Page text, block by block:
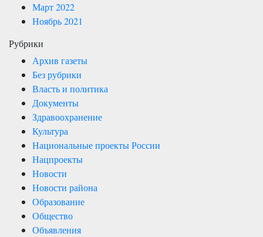
Март 2022
Ноябрь 2021
Рубрики
Архив газеты
Без рубрики
Власть и политика
Документы
Здравоохранение
Культура
Национальные проекты России
Нацпроекты
Новости
Новости района
Образование
Общество
Объявления